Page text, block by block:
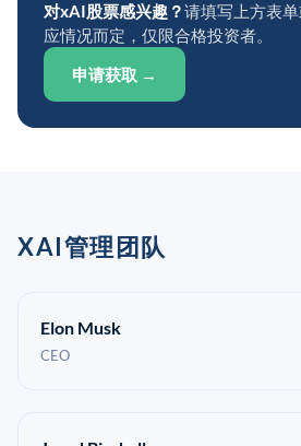
对xAI股票感兴趣？请填写上方表
应情况而定，仅限合格投资者。
申请获取 →
XAI管理团队
Elon Musk
CEO